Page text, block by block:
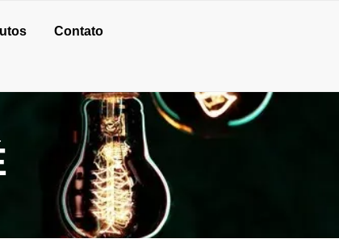
Contato